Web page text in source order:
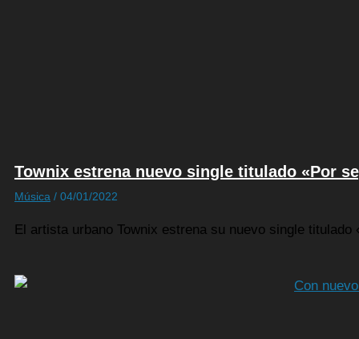
Townix estrena nuevo single titulado «Por
Música / 04/01/2022
El artista urbano Townix estrena su nuevo single